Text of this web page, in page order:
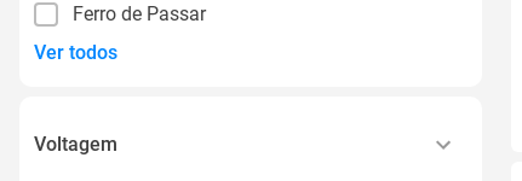
Ferro de Passar
Ver todos
Voltagem